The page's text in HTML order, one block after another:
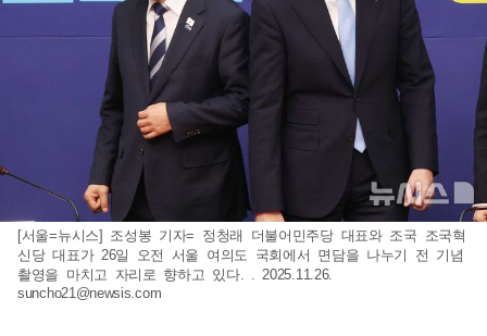
[서울=뉴시스] 조성봉 기자= 정청래 더불어민주당 대표와 조국 조국혁
신당 대표가 26일 오전 서울 여의도 국회에서 면담을 나누기 전 기념
촬영을 마치고 자리로 향하고 있다. . 2025.11.26.
suncho21@newsis.com